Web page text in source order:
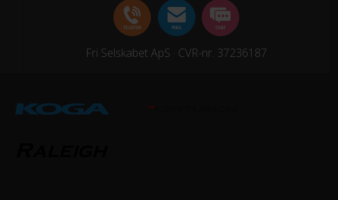
Fri Selskabet ApS · CVR-nr. 37236187